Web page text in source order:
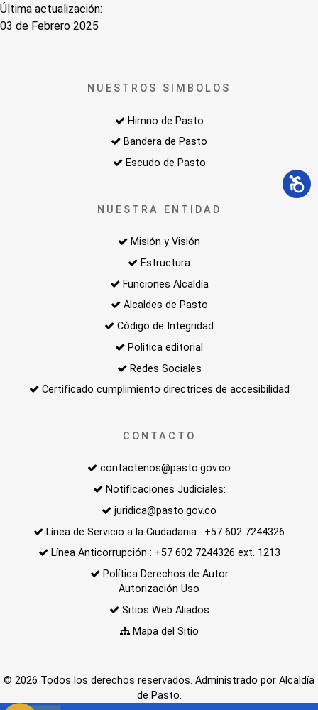
Última actualización:
03 de Febrero 2025
NUESTROS SIMBOLOS
Himno de Pasto
Bandera de Pasto
Escudo de Pasto
NUESTRA ENTIDAD
Misión y Visión
Estructura
Funciones Alcaldía
Alcaldes de Pasto
Código de Integridad
Politica editorial
Redes Sociales
Certificado cumplimiento directrices de accesibilidad
CONTACTO
contactenos@pasto.gov.co
Notificaciones Judiciales:
juridica@pasto.gov.co
Línea de Servicio a la Ciudadania : +57 602 7244326
Línea Anticorrupción : +57 602 7244326 ext. 1213
Política Derechos de Autor
Autorización Uso
Sitios Web Aliados
Mapa del Sitio
© 2026 Todos los derechos reservados. Administrado por Alcaldía
de Pasto.